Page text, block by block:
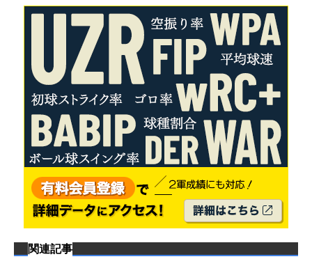
関連記事